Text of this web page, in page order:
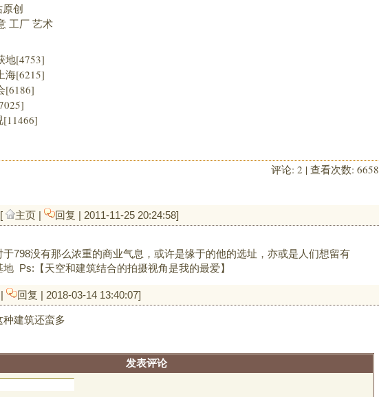
创
工厂 艺术
地[4753]
海[6215]
[6186]
评论: 2 | 查看次数: 6658
[ 主页 | 回复 | 2011-11-25 20:24:58]
798没有那么浓重的商业气息，或许是缘于的他的选址，亦或是人们想留有
Ps:【天空和建筑结合的拍摄视角是我的最爱】
| 回复 | 2018-03-14 13:40:07]
种建筑还蛮多
发表评论